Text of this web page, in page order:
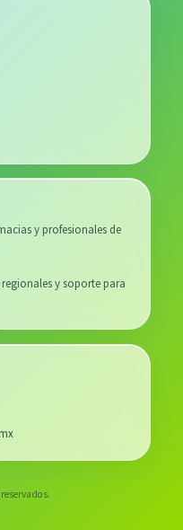
y profesionales de
y soporte para